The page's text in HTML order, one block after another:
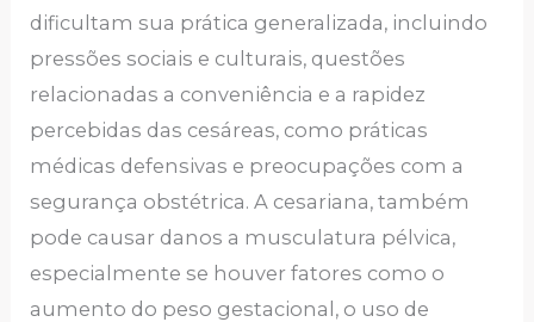
dificultam sua prática generalizada, incluindo
pressões sociais e culturais, questões
relacionadas a conveniência e a rapidez
percebidas das cesáreas, como práticas
médicas defensivas e preocupações com a
segurança obstétrica. A cesariana, também
pode causar danos a musculatura pélvica,
especialmente se houver fatores como o
aumento do peso gestacional, o uso de